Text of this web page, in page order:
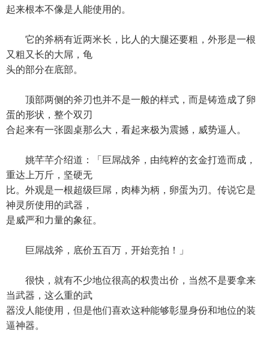
起来根本不像是人能使用的。
它的斧柄有近两米长，比人的大腿还要粗，外形是一根
又粗又长的大屌，龟
头的部分在底部。
顶部两侧的斧刃也并不是一般的样式，而是铸造成了卵
蛋的形状，整个双刃
合起来有一张圆桌那么大，看起来极为震撼，威势逼人。
姚芊芊介绍道：「巨屌战斧，由纯粹的玄金打造而成，
重达上万斤，坚硬无
比。外观是一根超级巨屌，肉棒为柄，卵蛋为刃。传说它是
神灵所使用的武器，
是威严和力量的象征。
巨屌战斧，底价五百万，开始竞拍！」
很快，就有不少地位很高的权贵出价，当然不是要拿来
当武器，这么重的武
器没人能使用，但是他们喜欢这种能够彰显身份和地位的装
逼神器。